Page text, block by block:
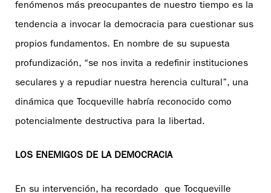
fenómenos más preocupantes de nuestro tiempo es la
tendencia a invocar la democracia para cuestionar sus
propios fundamentos. En nombre de su supuesta
profundización, “se nos invita a redefinir instituciones
seculares y a repudiar nuestra herencia cultural”, una
dinámica que Tocqueville habría reconocido como
potencialmente destructiva para la libertad.
LOS ENEMIGOS DE LA DEMOCRACIA
En su intervención, ha recordado que Tocqueville